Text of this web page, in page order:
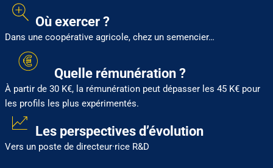
Où exercer ?
Dans une coopérative agricole, chez un semencier…
Quelle rémunération ?
À partir de 30 K€, la rémunération peut dépasser les 45 K€ pour
les profils les plus expérimentés.
Les perspectives d’évolution
Vers un poste de directeur·rice R&D